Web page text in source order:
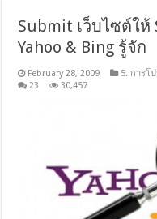
Submit เว็บไซต์ให้
Yahoo & Bing รู้จัก
February 28, 2009 5. การโ
23
30,457